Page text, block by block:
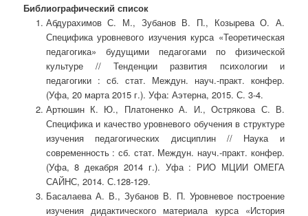
Библиографический список
Абдурахимов С. М., Зубанов В. П., Козырева О. А.
Специфика уровневого изучения курса «Теоретическая
педагогика» будущими педагогами по физической
культуре // Тенденции развития психологии и
педагогики : сб. стат. Междун. науч.-практ. конфер.
(Уфа, 20 марта 2015 г.). Уфа: Аэтерна, 2015. С. 3-4.
Артюшин К. Ю., Платоненко А. И., Острякова С. В.
Специфика и качество уровневого обучения в структуре
изучения педагогических дисциплин // Наука и
современность : сб. стат. Междун. науч.-практ. конфер.
(Уфа, 8 декабря 2014 г.). Уфа : РИО МЦИИ ОМЕГА
САЙНС, 2014. С.128-129.
Басалаева А. В., Зубанов В. П. Уровневое построение
изучения дидактического материала курса «История